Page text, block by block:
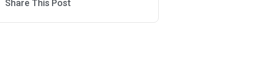
Share This Post